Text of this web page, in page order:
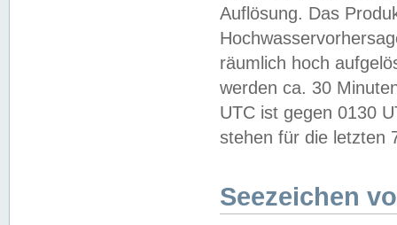
Auflösung. Das
räumlich hoch
werden ca. 30
UTC ist gegen 0130
stehen für die letzten
Seezeichen